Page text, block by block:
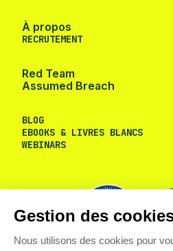
Gestion des
Nous utilisons des cookies pour
À propos
RECRUTEMENT
Red Team
Assumed Breach
BLOG
EBOOKS & LIVRES BLANCS
WEBINARS